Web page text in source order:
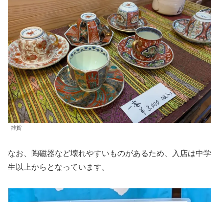
雑貨
なお、陶磁器など壊れやすいものがあるため、入店は中学
生以上からとなっています。